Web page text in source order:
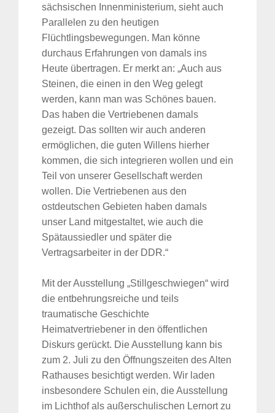
sächsischen Innenministerium, sieht auch
Parallelen zu den heutigen
Flüchtlingsbewegungen. Man könne
durchaus Erfahrungen von damals ins
Heute übertragen. Er merkt an: „Auch aus
Steinen, die einen in den Weg gelegt
werden, kann man was Schönes bauen.
Das haben die Vertriebenen damals
gezeigt. Das sollten wir auch anderen
ermöglichen, die guten Willens hierher
kommen, die sich integrieren wollen und ein
Teil von unserer Gesellschaft werden
wollen. Die Vertriebenen aus den
ostdeutschen Gebieten haben damals
unser Land mitgestaltet, wie auch die
Spätaussiedler und später die
Vertragsarbeiter in der DDR.“
Mit der Ausstellung „Stillgeschwiegen“ wird
die entbehrungsreiche und teils
traumatische Geschichte
Heimatvertriebener in den öffentlichen
Diskurs gerückt. Die Ausstellung kann bis
zum 2. Juli zu den Öffnungszeiten des Alten
Rathauses besichtigt werden. Wir laden
insbesondere Schulen ein, die Ausstellung
im Lichthof als außerschulischen Lernort zu